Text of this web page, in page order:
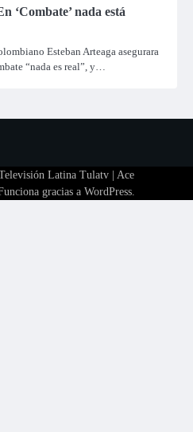
‘Combate’ nada está
Esteban Arteaga asegurara
“nada es real”, y…
Latina Tulatv| Ace
gracias a WordPress